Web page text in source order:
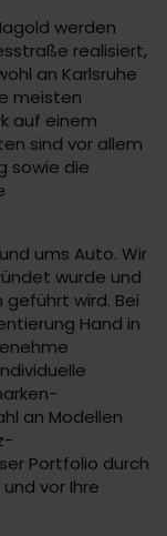
werden
realisiert,
an Karlsruhe
meisten
auf einem
sind vor allem
sowie die
ums Auto. Wir
wurde und
wird. Bei
Hand in
an Modellen
Portfolio durch
vor Ihre